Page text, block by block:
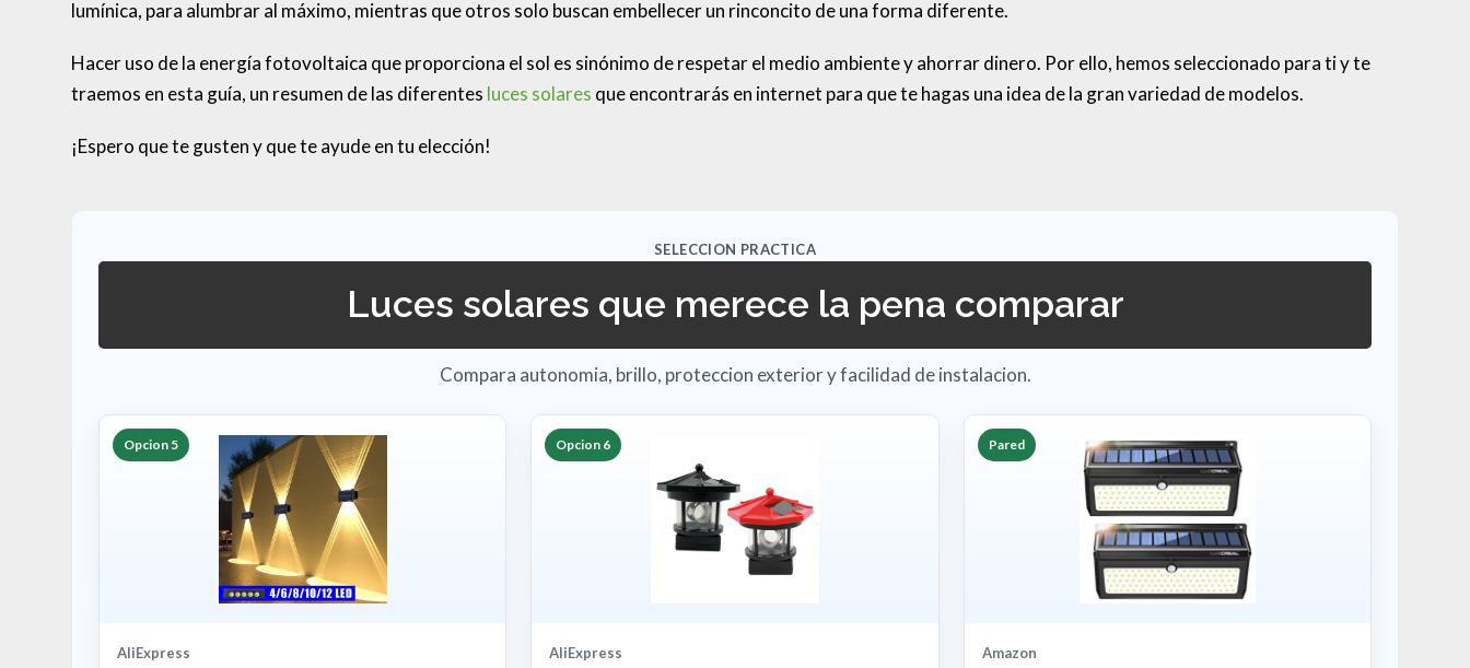
lumínica, para alumbrar al máximo, mientras que otros solo buscan embellecer un rinconcito de una forma diferente.
Hacer uso de la energía fotovoltaica que proporciona el sol es sinónimo de respetar el medio ambiente y ahorrar dinero. Por ello, hemos seleccionado para ti y te
traemos en esta guía, un resumen de las diferentes luces solares que encontrarás en internet para que te hagas una idea de la gran variedad de modelos.
¡Espero que te gusten y que te ayude en tu elección!
SELECCION PRACTICA
Luces solares que merece la pena comparar
Compara autonomia, brillo, proteccion exterior y facilidad de instalacion.
Opcion 5
AliExpress
Opcion 6
AliExpress
Pared
Amazon